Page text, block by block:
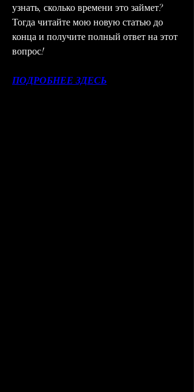
узнать, сколько времени это займет?
Тогда читайте мою новую статью до
конца и получите полный ответ на этот
вопрос!
ПОДРОБНЕЕ ЗДЕСЬ